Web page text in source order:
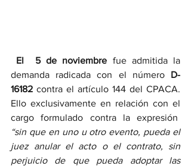
El  5 de noviembre fue admitida la
demanda radicada con el número D-
16182 contra el artículo 144 del CPACA.
Ello exclusivamente en relación con el
“sin que en uno u otro evento, pueda el
juez anular el acto o el contrato, sin
perjuicio de que pueda adoptar las